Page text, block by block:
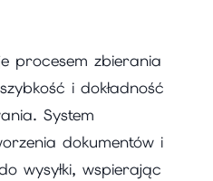
procesem zbierania
i dokładność
System
dokumentów i
wysyłki, wspierając